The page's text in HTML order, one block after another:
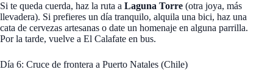
Si te queda cuerda, haz la ruta a Laguna Torre (otra joya, más
llevadera). Si prefieres un día tranquilo, alquila una bici, haz una
cata de cervezas artesanas o date un homenaje en alguna parrilla.
Por la tarde, vuelve a El Calafate en bus.
Día 6: Cruce de frontera a Puerto Natales (Chile)